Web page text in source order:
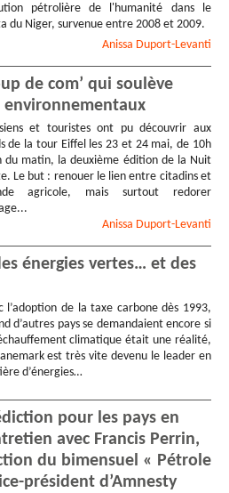
pétrolière de l'humanité dans le
du Niger, survenue entre 2008 et 2009.
Anissa Duport-Levanti
de com’ qui soulève
environnementaux
et touristes ont pu découvrir aux
de la tour Eiffel les 23 et 24 mai, de 10h
du matin, la deuxième édition de la Nuit
Le but : renouer le lien entre citadins et
agricole, mais surtout redorer
Anissa Duport-Levanti
énergies vertes… et des
l’adoption de la taxe carbone dès 1993,
d’autres pays se demandaient encore si
climatique était une réalité,
est très vite devenu le leader en
d’énergies…
pour les pays en
avec Francis Perrin,
du bimensuel « Pétrole
président d’Amnesty